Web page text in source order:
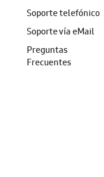
Soporte telefónico
Soporte vía eMail
Preguntas
Frecuentes